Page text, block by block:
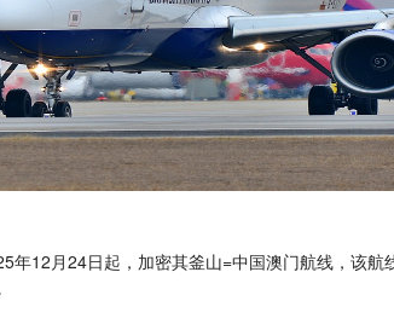
年12月24日起，加密其釜山=中国澳门航线，该航